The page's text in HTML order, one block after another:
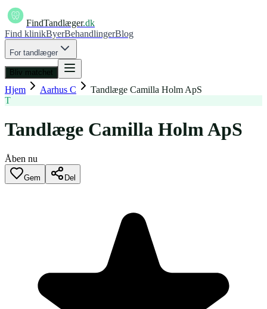
FindTandlæger.dk
Find klinikByerBehandlingerBlog
For tandlæger
Bliv matchet
Hjem Aarhus C
Tandlæge Camilla Holm ApS
T
Tandlæge Camilla Holm ApS
Åben nu
Gem Del